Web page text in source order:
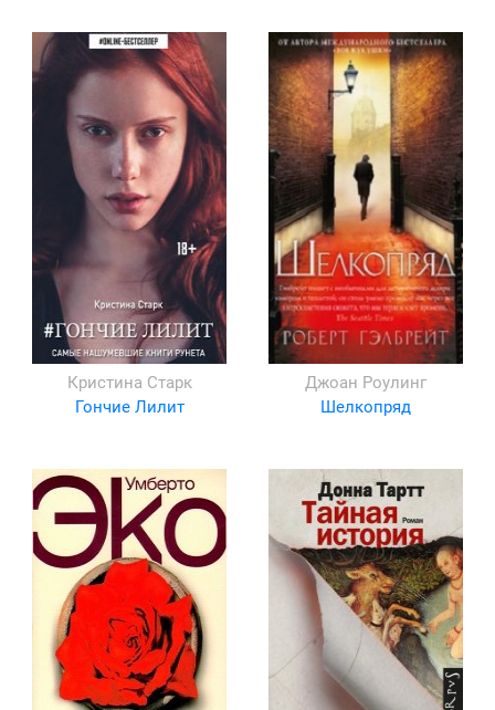
Кристина Старк
Гончие Лилит
Джоан Роулинг
Шелкопряд